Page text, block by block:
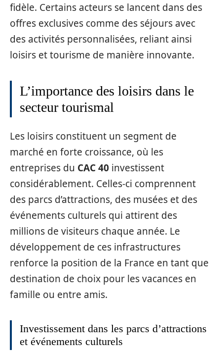
fidèle. Certains acteurs se lancent dans des
offres exclusives comme des séjours avec
des activités personnalisées, reliant ainsi
loisirs et tourisme de manière innovante.
L’importance des loisirs dans le
secteur tourismal
Les loisirs constituent un segment de
marché en forte croissance, où les
entreprises du CAC 40 investissent
considérablement. Celles-ci comprennent
des parcs d’attractions, des musées et des
événements culturels qui attirent des
millions de visiteurs chaque année. Le
développement de ces infrastructures
renforce la position de la France en tant que
destination de choix pour les vacances en
famille ou entre amis.
Investissement dans les parcs d’attractions
et événements culturels